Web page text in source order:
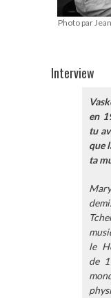
Photo par
Interview
en
tu
que
ta
le
de